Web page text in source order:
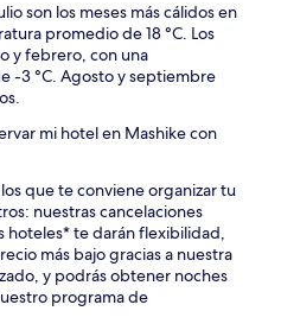
son los meses más cálidos en
promedio de 18 °C. Los
y febrero, con una
-3 °C. Agosto y septiembre
mi hotel en Mashike con
que te conviene organizar tu
nuestras cancelaciones
hoteles* te darán flexibilidad,
más bajo gracias a nuestra
y podrás obtener noches
programa de